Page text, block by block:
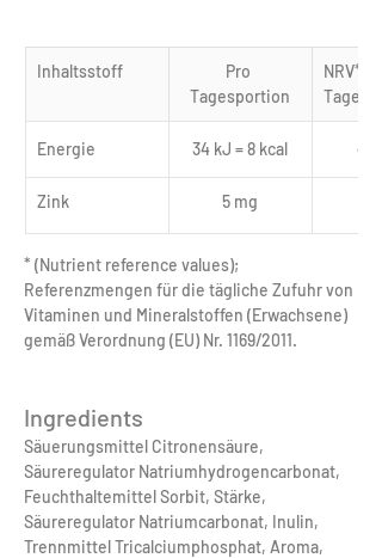
Inhaltsstoff
Pro
Tagesportion
NRV*
Energie 34 kJ = 8 kcal <
Zink 5 mg
* (Nutrient reference values);
Referenzmengen für die tägliche Zufuhr von
Vitaminen und Mineralstoffen (Erwachsene)
gemäß Verordnung (EU) Nr. 1169/2011.
Ingredients
Säuerungsmittel Citronensäure,
Säureregulator Natriumhydrogencarbonat,
Feuchthaltemittel Sorbit, Stärke,
Säureregulator Natriumcarbonat, Inulin,
Trennmittel Tricalciumphosphat, Aroma,